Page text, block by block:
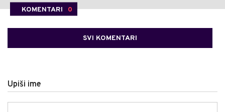
KOMENTARI 0
SVI KOMENTARI
Upiši ime